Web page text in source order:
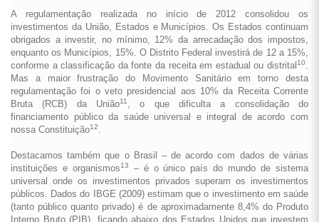
A regulamentação realizada no início de 2012 consolidou os
investimentos da União, Estados e Municípios. Os Estados continuam
obrigados a investir, no mínimo, 12% da arrecadação dos impostos,
enquanto os Municípios, 15%. O Distrito Federal investirá de 12 a 15%,
conforme a classificação da fonte da receita em estadual ou distrital10
Mas a maior frustração do Movimento Sanitário em torno desta
regulamentação foi o veto presidencial aos 10% da Receita Corrente
Bruta (RCB) da União11
, o que dificulta a consolidação do
financiamento público da saúde universal e integral de acordo com
nossa Constituição12
Destacamos também que o Brasil – de acordo com dados de várias
instituições e organismos13
– é o único país do mundo de sistema
universal onde os investimentos privados superam os investimentos
públicos. Dados do IBGE (2009) estimam que o investimento em saúde
(tanto público quanto privado) é de aproximadamente 8,4% do Produto
Interno Bruto (PIB), ficando abaixo dos Estados Unidos que investem